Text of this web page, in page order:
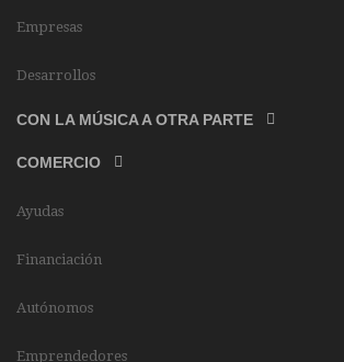
Empresas
Desarrollos
CON LA MÚSICA A OTRA PARTE
COMERCIO
Ayudas
Financiación
Autónomos
Emprendedores